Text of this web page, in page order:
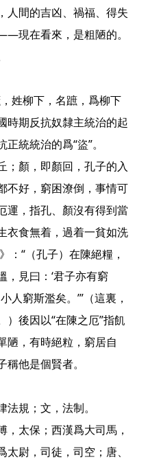
人間的吉凶、禍福、得失
現在看來，是粗陋的。
姓柳下，名蹠，爲柳下
時期反抗奴隸主統治的起
統統治的爲“盜”。
；顏，即顏回，孔子的入
不好，窮困潦倒，事情可
運，指孔、顏沒有得到當
衣食無着，過着一貧如洗
：“（孔子）在陳絕糧，
，見曰：‘君子亦有窮
人窮斯濫矣。’”（這裏，
後因以“在陳之厄”指飢
陋，有時絕粒，窮居自
他是個賢者。
規；文，法制。
太保；西漢爲大司馬，
尉，司徒，司空；唐、